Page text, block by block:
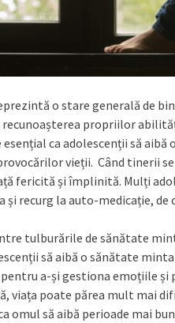
o stare generală de
propriilor
ca adolescenții să
vieții. Când tinerii
fericită și împlinită. Mulți
și recurg la auto-medicație,
tulburările de sănătate
să aibă o sănătate
a-și gestiona emoțiile și
viața poate părea mult mai
omul să aibă perioade mai